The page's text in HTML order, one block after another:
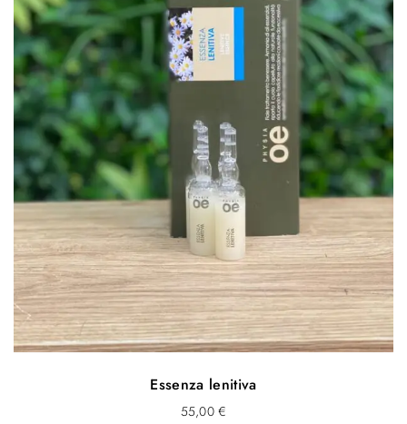
Essenza lenitiva
55,00€